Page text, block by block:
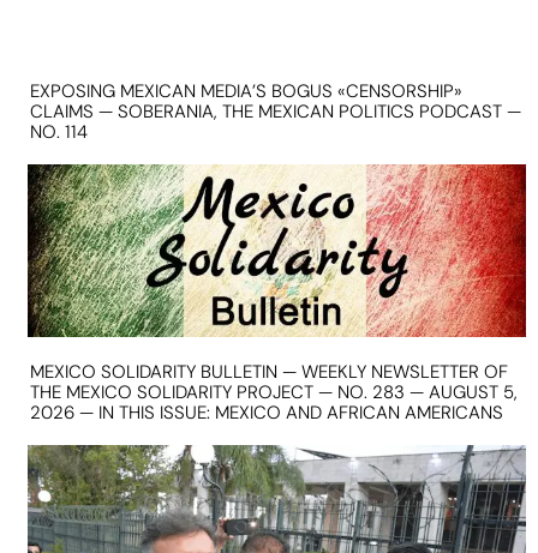
EXPOSING MEXICAN MEDIA’S BOGUS «CENSORSHIP»
CLAIMS — SOBERANIA, THE MEXICAN POLITICS PODCAST —
NO. 114
MEXICO SOLIDARITY BULLETIN — WEEKLY NEWSLETTER OF
THE MEXICO SOLIDARITY PROJECT — NO. 283 — AUGUST 5,
2026 — IN THIS ISSUE: MEXICO AND AFRICAN AMERICANS